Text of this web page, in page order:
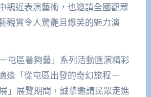
親近表演藝術，也邀請全國觀眾
觀賞令人驚艷且爆笑的魅力演
屯區暑夠藝」系列活動匯演精彩
逢「從屯區出發的奇幻旅程－
」展覽期間，誠摯邀請民眾走進